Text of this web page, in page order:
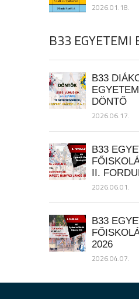
2026.01.18.
B33 EGYETEMI
B33
DÖNTŐ
2026.06.17.
B33
II.
2026.06.01.
B33
2026
2026.04.07.